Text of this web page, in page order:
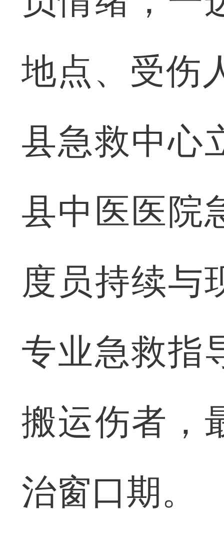
地点、受伤
县急救中心
县中医医院
度员持续与
专业急救指
搬运伤者，
治窗口期。